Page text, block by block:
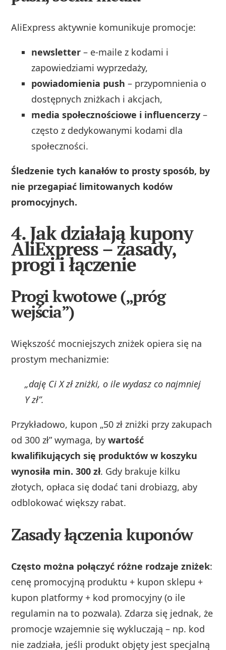
AliExpress aktywnie komunikuje promocje:
newsletter – e‑maile z kodami i
zapowiedziami wyprzedaży,
powiadomienia push – przypomnienia o
dostępnych zniżkach i akcjach,
media społecznościowe i influencerzy –
często z dedykowanymi kodami dla
społeczności.
Śledzenie tych kanałów to prosty sposób, by
nie przegapiać limitowanych kodów
promocyjnych.
4. Jak działają kupony
AliExpress – zasady,
progi i łączenie
Progi kwotowe („próg
wejścia”)
Większość mocniejszych zniżek opiera się na
prostym mechanizmie:
„daję Ci X zł zniżki, o ile wydasz co najmniej
Y zł”.
Przykładowo, kupon „50 zł zniżki przy zakupach
od 300 zł” wymaga, bywartość
kwalifikujących się produktów w koszyku
wynosiła min. 300 zł. Gdy brakuje kilku
złotych, opłaca się dodać tani drobiazg, aby
odblokować większy rabat.
Zasady łączenia kuponów
Często można połączyć różne rodzaje zniżek:
cenę promocyjną produktu + kupon sklepu +
kupon platformy + kod promocyjny (o ile
regulamin na to pozwala). Zdarza się jednak, że
promocje wzajemnie się wykluczają – np. kod
nie zadziała, jeśli produkt objęty jest specjalną